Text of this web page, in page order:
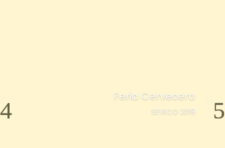
Feria Cervecera
SEVECO 2019